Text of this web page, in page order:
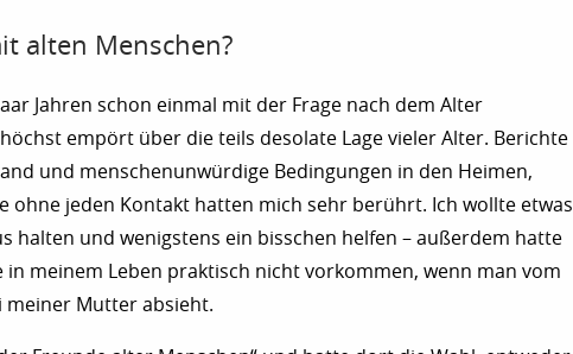
alten Menschen?
Jahren schon einmal mit der Frage nach dem Alter
empört über die teils desolate Lage vieler Alter. Berichte
und menschenunwürdige Bedingungen in den Heimen,
ohne jeden Kontakt hatten mich sehr berührt. Ich wollte etwas
halten und wenigstens ein bisschen helfen – außerdem hatte
in meinem Leben praktisch nicht vorkommen, wenn man vom
meiner Mutter absieht.